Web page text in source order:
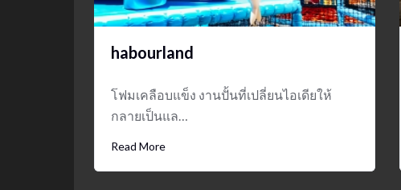
habourland
โฟมเคลือบแข็ง งานปั้นที่เปลี่ยนไอเดียให้
กลายเป็นแล…
Read More